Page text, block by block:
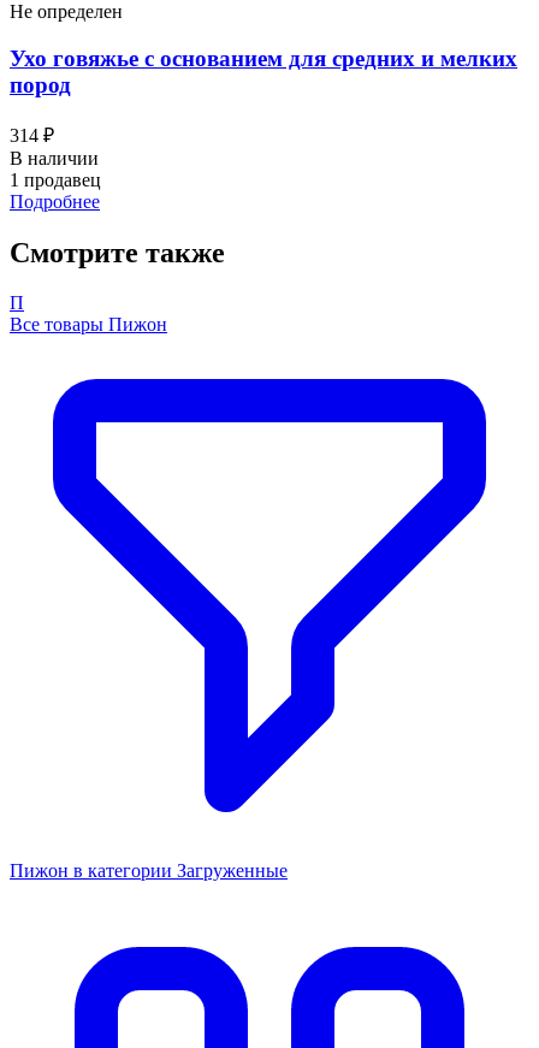
Не определен
Ухо говяжье с основанием для средних и мелких
пород
314 ₽
В наличии
1 продавец
Подробнее
Смотрите также
П
Все товары Пижон
Пижон в категории Загруженные